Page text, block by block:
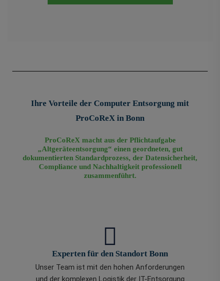
Ihre Vorteile der Computer Entsorgung mit
ProCoReX in Bonn
ProCoReX macht aus der Pflichtaufgabe
„Altgeräteentsorgung“ einen geordneten, gut
dokumentierten Standardprozess, der Datensicherheit,
Compliance und Nachhaltigkeit professionell
zusammenführt.
Experten für den Standort Bonn
Unser Team ist mit den hohen Anforderungen
und der komplexen Logistik der IT-Entsorgung